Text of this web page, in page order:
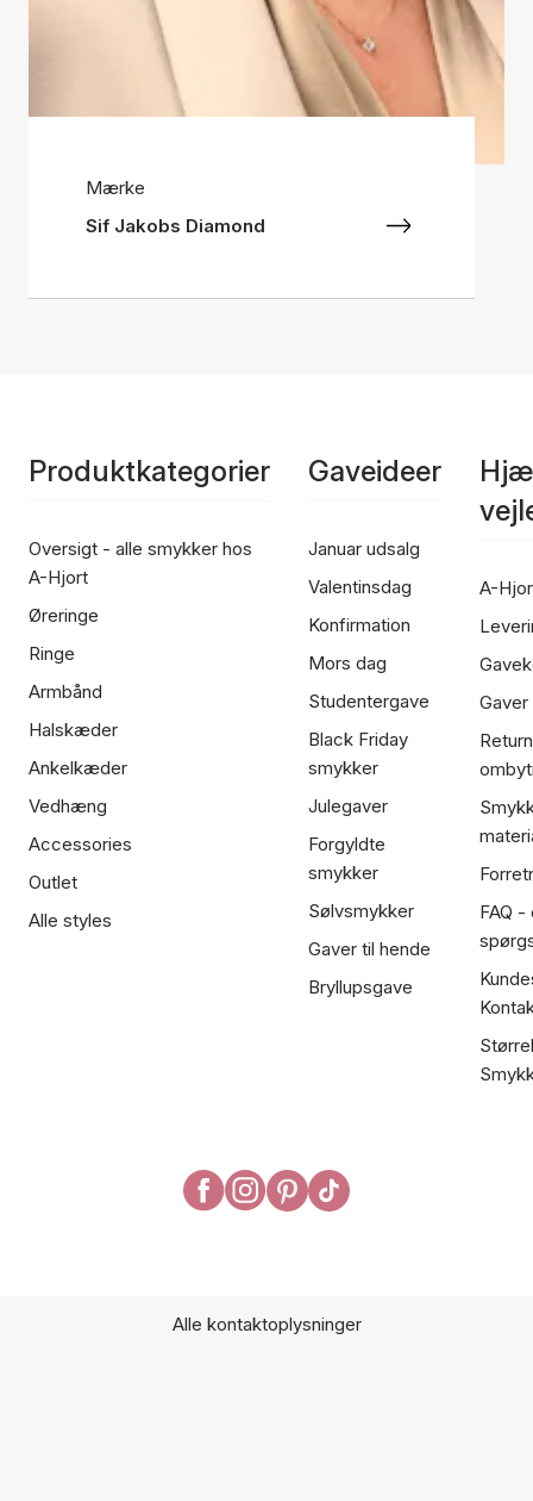
Mærke
Sif Jakobs Diamond
Produktkategorier
Oversigt - alle smykker hos
A-Hjort
Øreringe
Ringe
Armbånd
Halskæder
Ankelkæder
Vedhæng
Accessories
Outlet
Alle styles
Gaveideer
Januar udsalg
Valentinsdag
Konfirmation
Mors dag
Studentergave
Black Friday
smykker
Julegaver
Forgyldte
smykker
Sølvsmykker
Gaver til hende
Bryllupsgave
A-
FAQ
Alle kontaktoplysninger